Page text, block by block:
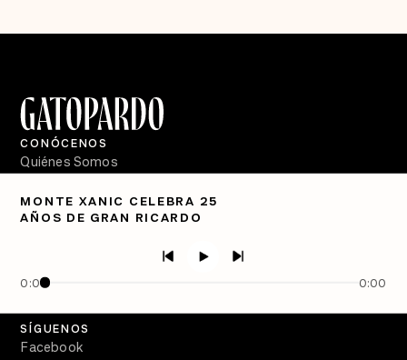
MONTE XANIC CELEBRA 25
AÑOS DE GRAN RICARDO
0:00 0:00
CONÓCENOS
Quiénes Somos
PÓDCASTS
Crecer en Distopía
SÍGUENOS
Facebook